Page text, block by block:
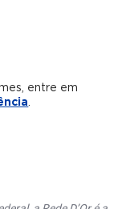
entre em
.